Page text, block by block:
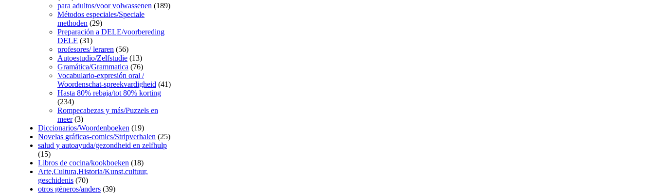
para adultos/voor volwassenen (189)
Métodos especiales/Speciale
methoden (29)
Preparación a DELE/voorbereding
DELE (31)
profesores/ leraren (56)
Autoestudio/Zelfstudie (13)
Gramática/Grammatica (76)
Vocabulario-expresión oral /
Woordenschat-spreekvardigheid (41)
Hasta 80% rebaja/tot 80% korting
(234)
Rompecabezas y más/Puzzels en
meer (3)
Diccionarios/Woordenboeken (19)
Novelas gráficas-comics/Stripverhalen (25)
salud y autoayuda/gezondheid en zelfhulp
(15)
Libros de cocina/kookboeken (18)
Arte,Cultura,Historia/Kunst,cultuur,
geschidenis (70)
otros géneros/anders (39)